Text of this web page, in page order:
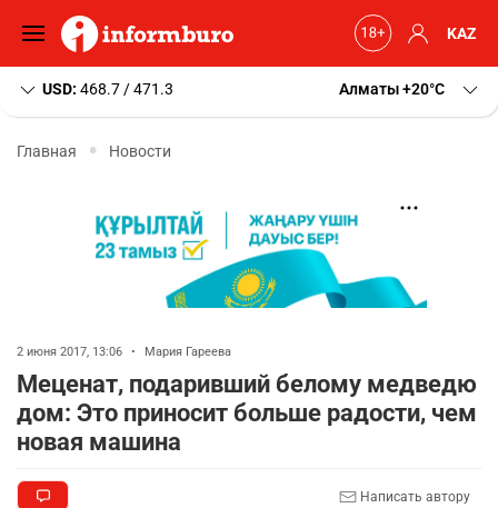
KAZ
USD: 468.7 / 471.3 Алматы+20 C
Главная Новости
2 июня 2017, 13:06 • Мария Гареева
Меценат, подаривший белому медведю
дом: Это приносит больше радости, чем
новая машина
Написать автору